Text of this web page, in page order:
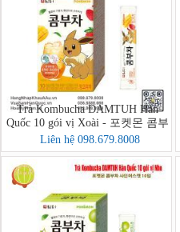
Trà Kombucha DAMTUH Hàn
Quốc 10 gói vị Xoài - 포켓몬 콤부
차 망고리치 10입
Liên hệ 098.679.8008